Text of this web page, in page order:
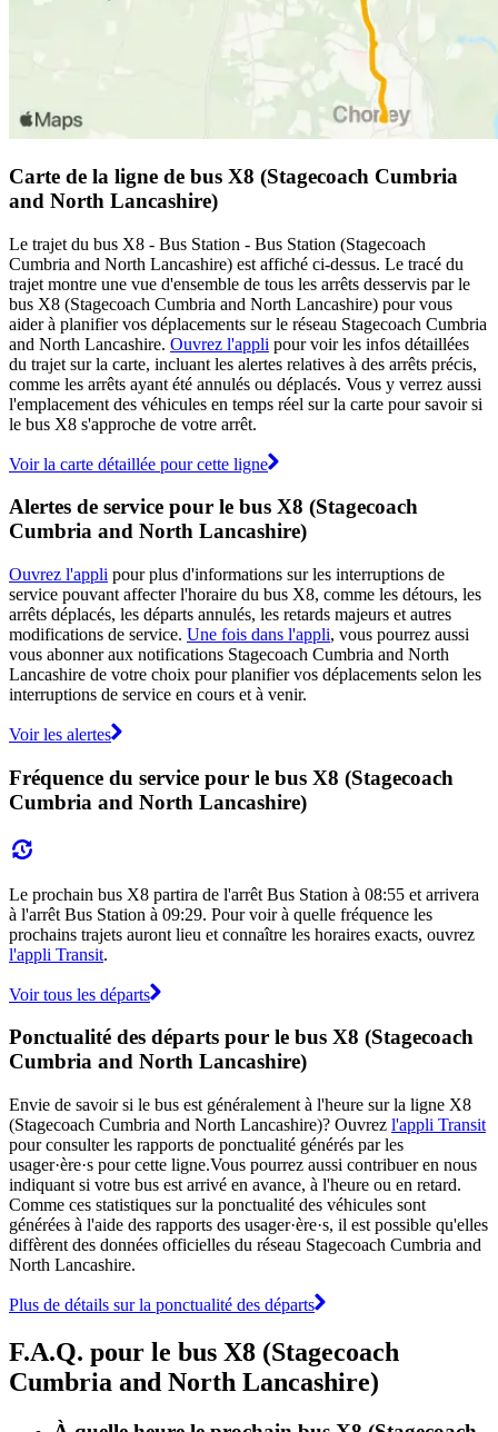
Carte de la ligne de bus X8 (Stagecoach Cumbria
and North Lancashire)
Le trajet du bus X8 - Bus Station - Bus Station (Stagecoach
Cumbria and North Lancashire) est affiché ci-dessus. Le tracé du
trajet montre une vue d'ensemble de tous les arrêts desservis par le
bus X8 (Stagecoach Cumbria and North Lancashire) pour vous
aider à planifier vos déplacements sur le réseau Stagecoach Cumbria
and North Lancashire. Ouvrez l'appli pour voir les infos détaillées
du trajet sur la carte, incluant les alertes relatives à des arrêts précis,
comme les arrêts ayant été annulés ou déplacés. Vous y verrez aussi
l'emplacement des véhicules en temps réel sur la carte pour savoir si
le bus X8 s'approche de votre arrêt.
Voir la carte détaillée pour cette ligne
Alertes de service pour le bus X8 (Stagecoach
Cumbria and North Lancashire)
Ouvrez l'appli pour plus d'informations sur les interruptions de
service pouvant affecter l'horaire du bus X8, comme les détours, les
arrêts déplacés, les départs annulés, les retards majeurs et autres
modifications de service. Une fois dans l'appli, vous pourrez aussi
vous abonner aux notifications Stagecoach Cumbria and North
Lancashire de votre choix pour planifier vos déplacements selon les
interruptions de service en cours et à venir.
Voir les alertes
Fréquence du service pour le bus X8 (Stagecoach
Cumbria and North Lancashire)
Le prochain bus X8 partira de l'arrêt Bus Station à 08:55 et arrivera
à l'arrêt Bus Station à 09:29. Pour voir à quelle fréquence les
prochains trajets auront lieu et connaître les horaires exacts, ouvrez
l'appli Transit.
Voir tous les départs
Ponctualité des départs pour le bus X8 (Stagecoach
Cumbria and North Lancashire)
Envie de savoir si le bus est généralement à l'heure sur la ligne X8
(Stagecoach Cumbria and North Lancashire)? Ouvrez l'appli Transit
pour consulter les rapports de ponctualité générés par les
usager·ère·s pour cette ligne.Vous pourrez aussi contribuer en nous
indiquant si votre bus est arrivé en avance, à l'heure ou en retard.
Comme ces statistiques sur la ponctualité des véhicules sont
générées à l'aide des rapports des usager·ère·s, il est possible qu'elles
diffèrent des données officielles du réseau Stagecoach Cumbria and
North Lancashire.
Plus de détails sur la ponctualité des départs
F.A.Q. pour le bus X8 (Stagecoach
Cumbria and North Lancashire)